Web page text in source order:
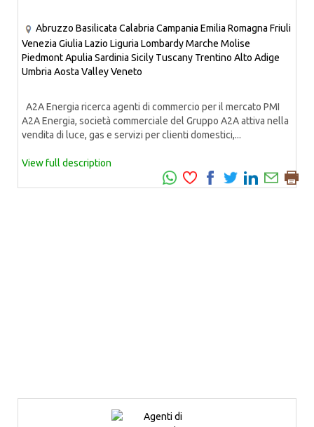
Abruzzo Basilicata Calabria Campania Emilia Romagna Friuli
Venezia Giulia Lazio Liguria LombardyMarche Molise
PiedmontApulia Sardinia Sicily Tuscany Trentino Alto Adige
Umbria Aosta ValleyVeneto
A2A Energia ricerca agenti di commercio per il mercato PMI
A2A Energia, società commerciale del Gruppo A2A attiva nella
vendita di luce, gas e servizi per clienti domestici,...
View full description